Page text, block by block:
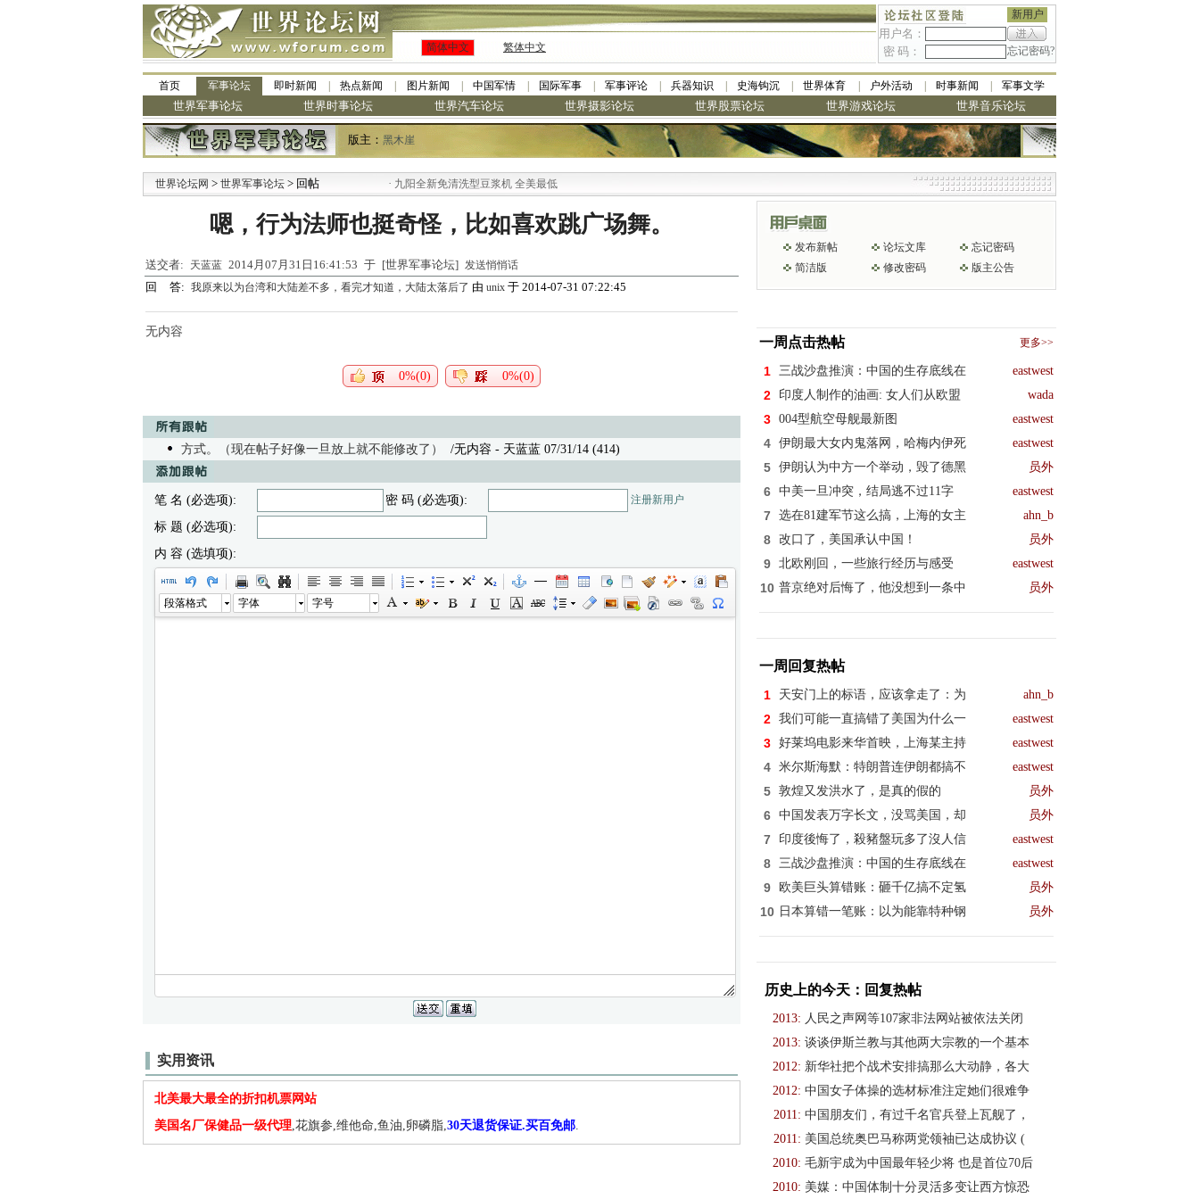
新用户
用户名：
密 码：
忘记密码?
简体中文 繁体中文
首页 军事论坛 即时新闻 热点新闻 图片新闻 中国军情 国际军事 军事评论 兵器知识 史海钩沉 世界体育 户外活动 时事新闻 军事文学
世界军事论坛 世界时事论坛 世界汽车论坛 世界摄影论坛 世界股票论坛 世界游戏论坛 世界音乐论坛
版主： 黑木崖
世界论坛网 > 世界军事论坛 > 回帖 九阳全新免清洗型豆浆机 全美最低
嗯，行为法师也挺奇怪，比如喜欢跳广场舞。
送交者: 天蓝蓝 2014月07月31日16:41:53 于 [世界军事论坛] 发送悄悄话
回 答: 我原来以为台湾和大陆差不多，看完才知道，大陆太落后了 由 unix 于 2014-07-31 07:22:45
无内容
0%(0) 0%(0)
方式。（现在帖子好像一旦放上就不能修改了） /无内容 - 天蓝蓝 07/31/14 (414)
笔 名 (必选项): 密 码 (必选项): 注册新用户
标 题 (必选项):
内 容 (选填项):
段落格式 字体 字号
实用资讯
北美最大最全的折扣机票网站
美国名厂保健品一级代理,花旗参,维他命,鱼油,卵磷脂,30天退货保证.买百免邮.
发布新帖 论坛文库
忘记密码
简洁版
修改密码 版主公告
一周点击热帖 更多>>
1 三战沙盘推演：中国的生存底线在 eastwest
2 印度人制作的油画: 女人们从欧盟 wada
3 004型航空母舰最新图 eastwest
4 伊朗最大女内鬼落网，哈梅内伊死 eastwest
5 伊朗认为中方一个举动，毁了德黑 员外
6 中美一旦冲突，结局逃不过11字 eastwest
7 选在81建军节这么搞，上海的女主 ahn_b
8 改口了，美国承认中国！ 员外
9 北欧刚回，一些旅行经历与感受 eastwest
10 普京绝对后悔了，他没想到一条中 员外
一周回复热帖
1 天安门上的标语，应该拿走了：为 ahn_b
2 我们可能一直搞错了美国为什么一 eastwest
3 好莱坞电影来华首映，上海某主持 eastwest
4 米尔斯海默：特朗普连伊朗都搞不 eastwest
5 敦煌又发洪水了，是真的假的 员外
6 中国发表万字长文，没骂美国，却 员外
7 印度後悔了，殺豬盤玩多了沒人信 eastwest
8 三战沙盘推演：中国的生存底线在 eastwest
9 欧美巨头算错账：砸千亿搞不定氢 员外
10 日本算错一笔账：以为能靠特种钢 员外
历史上的今天：回复热帖
2013: 人民之声网等107家非法网站被依法关闭
2013: 谈谈伊斯兰教与其他两大宗教的一个基本
2012: 新华社把个战术安排搞那么大动静，各大
2012: 中国女子体操的选材标准注定她们很难争
2011: 中国朋友们，有过千名官兵登上瓦舰了，
2011: 美国总统奥巴马称两党领袖已达成协议 (
2010: 毛新宇成为中国最年轻少将 也是首位70后
2010: 美媒：中国体制十分灵活多变让西方惊恐